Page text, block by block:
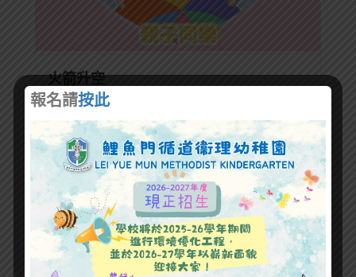
火箭升空
2022 年 9 月 29 日
報名請按此